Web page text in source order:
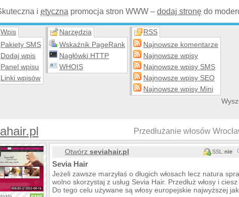
i etyczna promocja stron WWW – dodaj stronę do
Wpis
Pakiety SMS
Dodaj wpis
Panel wpisu
Linki wpisów
Narzędzia
Wskaźnik PageRank
Nagłówki HTTP
WHOIS
RSS
Najnowsze komentarze
Najnowsze wpisy
Najnowsze wpisy SMS
Najnowsze wpisy SEO
Najnowsze wpisy Mini
Przedłużanie włosów
Otwórz seviahair.pl SSL:nie
Sevia Hair
Jeżeli zawsze marzyłaś o długich włosach lecz natura
wolno skorzystaj z usług Sevia Hair. Przedłuż włosy i
Do tego celu używane są włosy europejskie najwyższej